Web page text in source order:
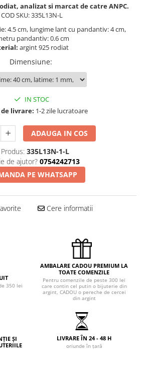
analizat si marcat de catre ANPC.
COD SKU: 335L13N-L
4.5 cm, lungime lant cu pandantiv: 4 cm,
pandantiv: 0.6 cm
argint 925 rodiat
Dimensiune:
IN STOC
livrare: 1-2 zile lucratoare
ADAUGA IN COS
335L13N-1-L
de ajutor? 0754242713
PE WHATSAPP
Cere informatii
350 lei
AMBALARE CADOU PREMIUM LA
TOATE COMENZILE
Pentru comenzile de peste 300 lei
care contin cel putin o bijuterie din
argint, CADOU o pereche de cercei
din argint
ȘI
LIVRARE ÎN 24 - 48 H
oriunde în țară